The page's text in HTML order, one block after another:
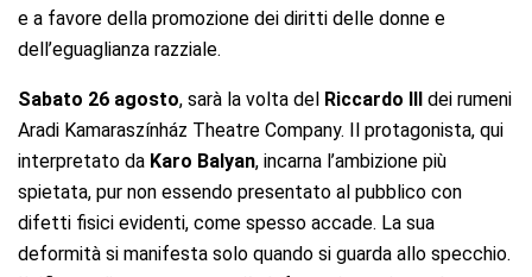
e a favore della promozione dei diritti delle donne e
dell’eguaglianza razziale.
Sabato 26 agosto, sarà la volta del Riccardo III dei rumeni
Aradi Kamaraszínház Theatre Company. Il protagonista, qui
interpretato da Karo Balyan, incarna l’ambizione più
spietata, pur non essendo presentato al pubblico con
difetti fisici evidenti, come spesso accade. La sua
deformità si manifesta solo quando si guarda allo specchio.